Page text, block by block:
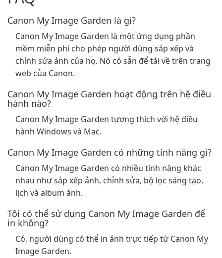
Canon My Image Garden là gì?
Canon My Image Garden là một ứng dụng phần
mềm miễn phí cho phép người dùng sắp xếp và
chỉnh sửa ảnh của họ. Nó có sẵn để tải về trên trang
web của Canon.
Canon My Image Garden hoạt động trên hệ điều
hành nào?
Canon My Image Garden tương thích với hệ điều
hành Windows và Mac.
Canon My Image Garden có những tính năng gì?
Canon My Image Garden có nhiều tính năng khác
nhau như sắp xếp ảnh, chỉnh sửa, bộ lọc sáng tạo,
lịch và album ảnh.
Tôi có thể sử dụng Canon My Image Garden để
in không?
Có, người dùng có thể in ảnh trực tiếp từ Canon My
Image Garden.